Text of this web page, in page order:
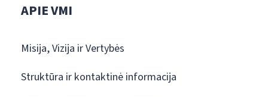
APIE VMI
Misija, Vizija ir Vertybės
Struktūra ir kontaktinė informacija